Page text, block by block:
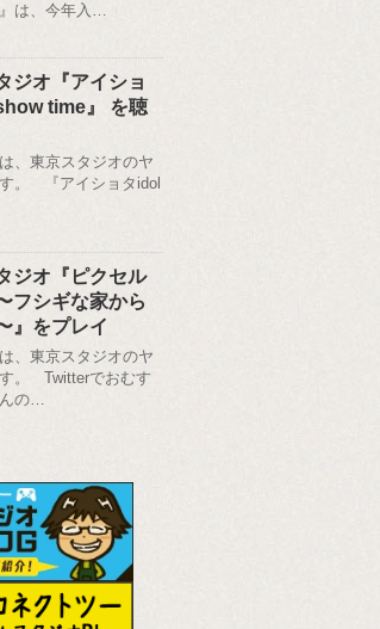
』は、今年入…
ジオ『アイショ
time』 を聴
、東京スタジオのヤ
。 『アイショタidol
ジオ『ピクセル
フシギな家から
』をプレイ
、東京スタジオのヤ
。 Twitterでおむす
の…